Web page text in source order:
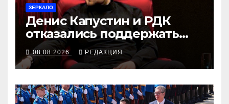
ЗЕРКАЛО
Денис Капустин и РДК
отказались поддержать
партию «Яблоко»
08.08.2026 РЕДАКЦИЯ